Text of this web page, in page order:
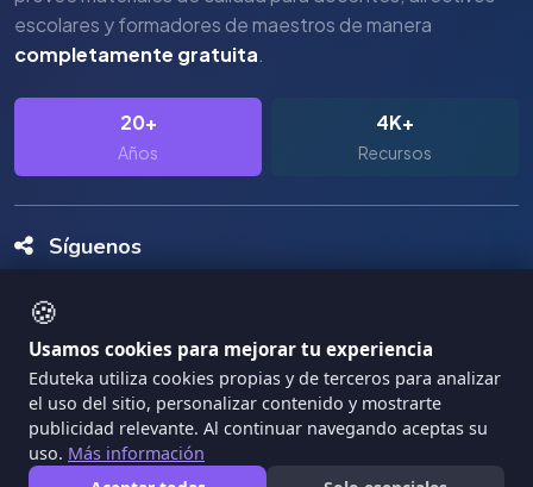
🍪
Usamos cookies para mejorar tu experiencia
Eduteka utiliza cookies propias y de terceros para analizar
el uso del sitio, personalizar contenido y mostrarte
publicidad relevante. Al continuar navegando aceptas su
uso. Más información
escolares y formadores de maestros de manera
completamente gratuita.
20+
Años
4K+
Recursos
Síguenos
Copyright Eduteka 2001-2026 - Universidad ICESI
Términos de Servicio